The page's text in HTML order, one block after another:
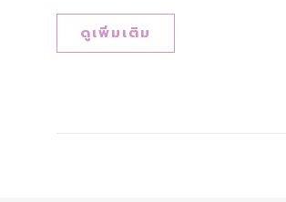
ดูเพิ่มเติม